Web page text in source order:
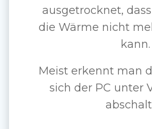
ausgetrocknet,
die Wärme nicht
kann.
Meist erkennt man
sich der PC unter